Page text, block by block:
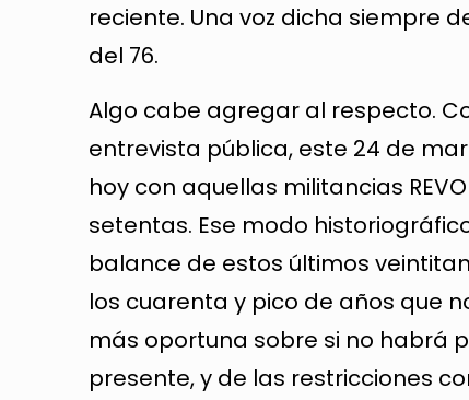
reciente. Una voz dicha siempre
del 76.
Algo cabe agregar al respecto.
entrevista pública, este 24 de
hoy con aquellas militancias
setentas. Ese modo
balance de estos últimos
los cuarenta y pico de años que
más oportuna sobre si no habrá
presente, y de las restricciones